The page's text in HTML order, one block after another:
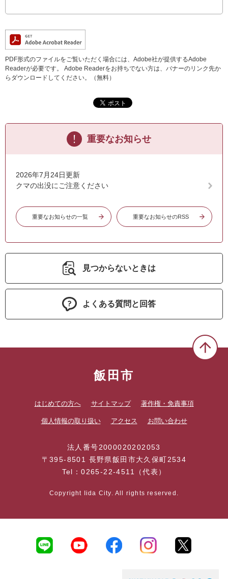
PDF形式のファイルをご覧いただく場合には、Adobe社が提供するAdobe
Readerが必要です。
Adobe Readerをお持ちでない方は、バナーのリンク先か
らダウンロードしてください。（無料）
重要なお知らせ
2026年7月24日更新
クマの出没にご注意ください
重要なお知らせの一覧 重要なお知らせのRSS
見つからないときは
よくある質問と回答
飯田市
はじめての方へ サイトマップ 著作権・免責事項
個人情報の取り扱い アクセス お問い合わせ
法人番号2000020202053
〒395-8501 長野県飯田市大久保町2534
Tel：0265-22-4511（代表）
Copyright Iida City. All rights reserved.